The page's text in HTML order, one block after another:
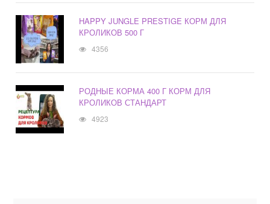
HAPPY JUNGLE PRESTIGE КОРМ ДЛЯ
КРОЛИКОВ 500 Г
4356
РОДНЫЕ КОРМА 400 Г КОРМ ДЛЯ
КРОЛИКОВ СТАНДАРТ
4923